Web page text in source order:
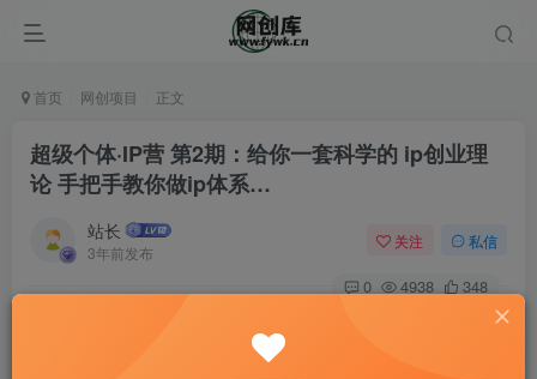
首页 网创项目 正文
超级个体·IP营 第2期：给你一套科学的 ip创业理
论 手把手教你做ip体系…
站长
3年前发布
关注 私信
0 4938 348